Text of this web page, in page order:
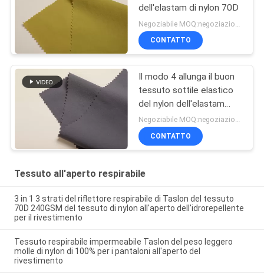
dell'elastam di nylon 70D
CONTATTO
Il modo 4 allunga il buon
tessuto sottile elastico
del nylon dell'elastam
40d
Negoziabile MOQ:negoziazione
CONTATTO
Tessuto all'aperto respirabile
3 in 1 3 strati del riflettore respirabile di Taslon del tessuto
70D 240GSM del tessuto di nylon all'aperto dell'idrorepellente
per il rivestimento
Tessuto respirabile impermeabile Taslon del peso leggero
molle di nylon di 100% per i pantaloni all'aperto del
rivestimento